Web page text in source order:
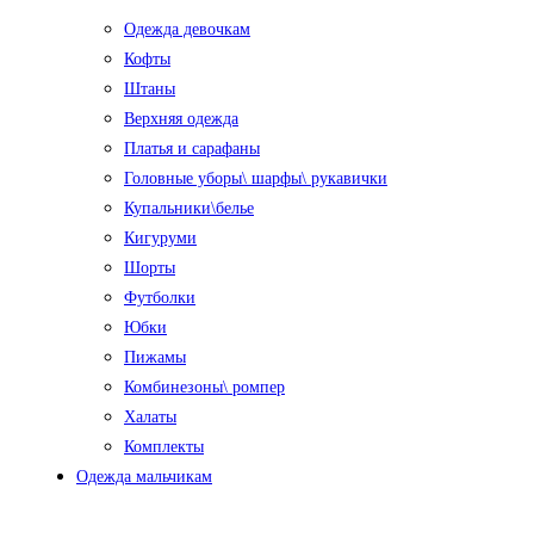
Одежда девочкам
Кофты
Штаны
Верхняя одежда
Платья и сарафаны
Головные уборы\ шарфы\ рукавички
Купальники\белье
Кигуруми
Шорты
Футболки
Юбки
Пижамы
Комбинезоны\ ромпер
Халаты
Комплекты
Одежда мальчикам